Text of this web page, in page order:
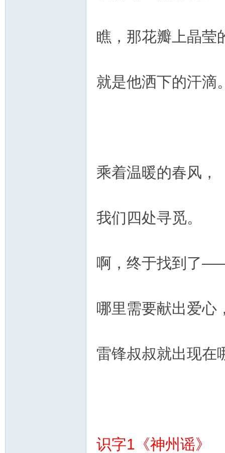
瞧，那花瓣上晶莹
就是他洒下的汗滴
乘着温暖的春风，
我们四处寻觅。
啊，终于找到了
哪里需要献出爱心
雷锋叔叔就出现在
识字1《神州谣》